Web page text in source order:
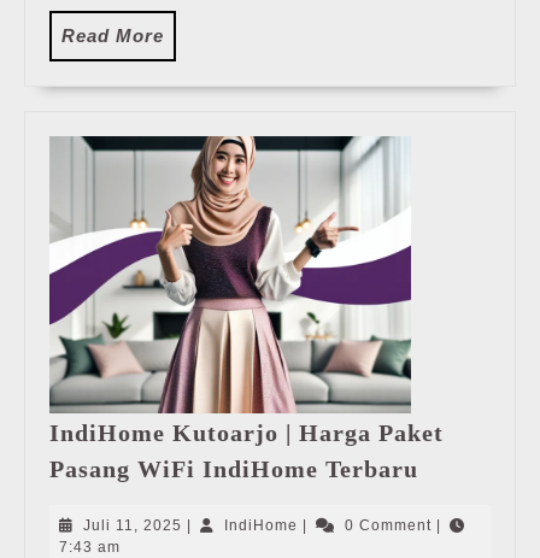
Read More
More
IndiHome Kutoarjo | Harga Paket
Pasang WiFi IndiHome Terbaru
|
Juli 11, 2025 Juli
IndiHome IndiHome0 Comment
7:43 am